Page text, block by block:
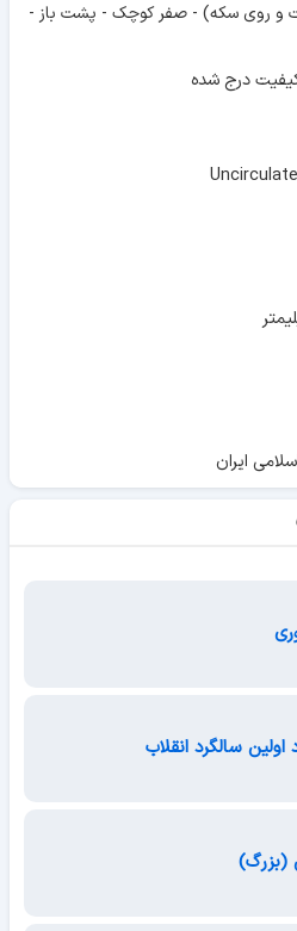
(مکرر پشت و روی سکه) - صفر کوچک - پشت باز -
درج شده
ایران